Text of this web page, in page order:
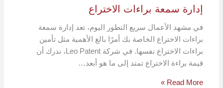
إدارة سمعة براءات الاختراع
في مشهد الأعمال سريع التطور اليوم، تعد إدارة سمعة
براءات الاختراع الخاصة بك أمرًا بالغ الأهمية مثل تأمين
براءات الاختراع نفسها. في شركة Leo Patent، ندرك أن
قيمة براءة الاختراع تمتد إلى ما هو أبعد…
Read More »